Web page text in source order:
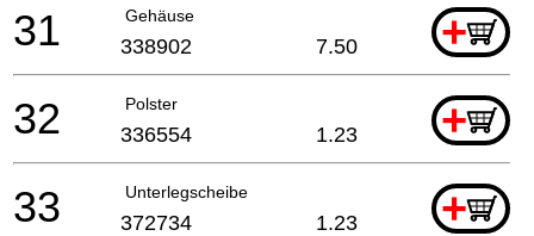
Gehäuse +
31 338902 7.50
Polster +
32 336554 1.23
Unterlegscheibe +
33 372734 1.23